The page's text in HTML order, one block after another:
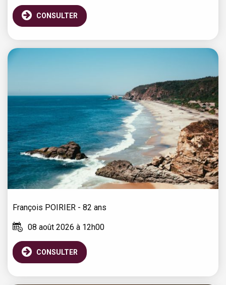
CONSULTER
François POIRIER - 82 ans
08 août 2026 à 12h00
CONSULTER